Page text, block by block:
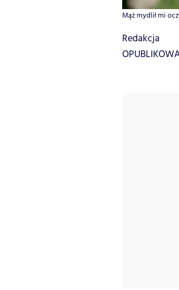
Mąż mydlił mi
Redakcja